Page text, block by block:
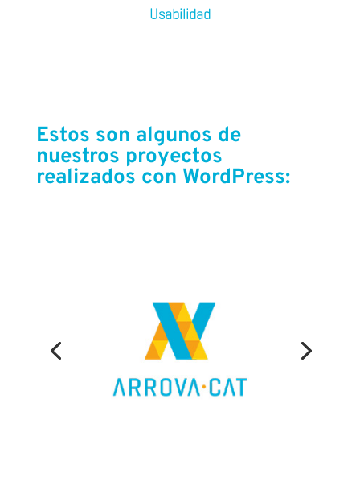
Usabilidad
Estos son algunos de
nuestros proyectos
realizados con WordPress: